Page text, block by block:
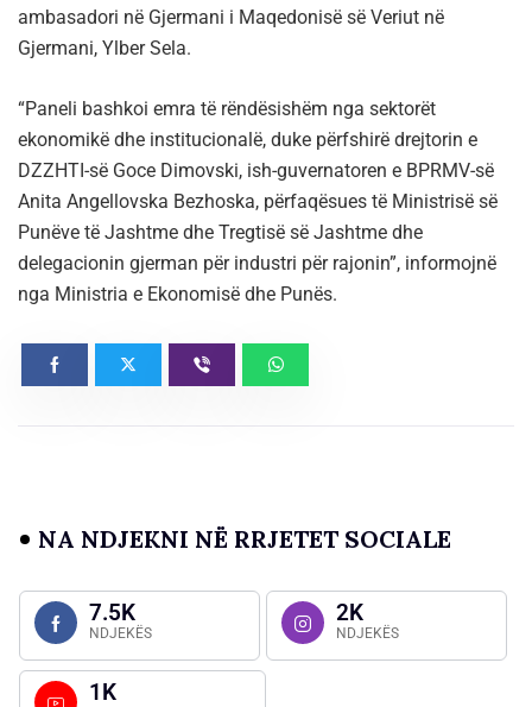
ambasadori në Gjermani i Maqedonisë së Veriut në
Gjermani, Ylber Sela.
“Paneli bashkoi emra të rëndësishëm nga sektorët
ekonomikë dhe institucionalë, duke përfshirë drejtorin e
DZZHTI-së Goce Dimovski, ish-guvernatoren e BPRMV-së
Anita Angellovska Bezhoska, përfaqësues të Ministrisë së
Punëve të Jashtme dhe Tregtisë së Jashtme dhe
delegacionin gjerman për industri për rajonin”, informojnë
nga Ministria e Ekonomisë dhe Punës.
NA NDJEKNI NË RRJETET SOCIALE
7.5K
NDJEKËS
2K
NDJEKËS
1K